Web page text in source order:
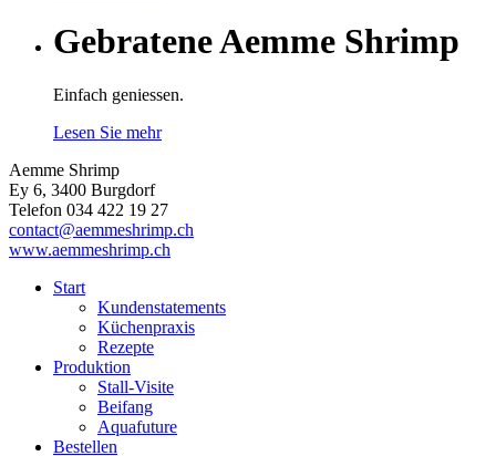
Gebratene Aemme Shrimp
Einfach geniessen.
Lesen Sie mehr
Aemme Shrimp
Ey 6, 3400 Burgdorf
Telefon 034 422 19 27
contact@aemmeshrimp.ch
www.aemmeshrimp.ch
Start
Kundenstatements
Küchenpraxis
Rezepte
Produktion
Stall-Visite
Beifang
Aquafuture
Bestellen